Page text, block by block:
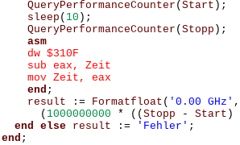
QueryPerformanceCounter ( Start );
sleep ( 10 );
QueryPerformanceCounter ( Stopp );
asm
    dw $310F
    sub eax, Zeit
    mov Zeit, eax
end ;
result
:= Formatfloat ( '0.00 GHz' ,
( 1000000000 * (( Stopp - Start )
end
else result := 'Fehler' ;
end ;